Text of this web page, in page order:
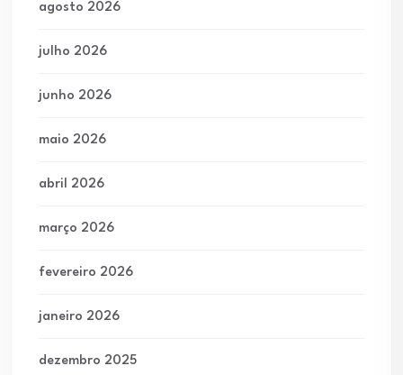
agosto 2026
julho 2026
junho 2026
maio 2026
abril 2026
março 2026
fevereiro 2026
janeiro 2026
dezembro 2025